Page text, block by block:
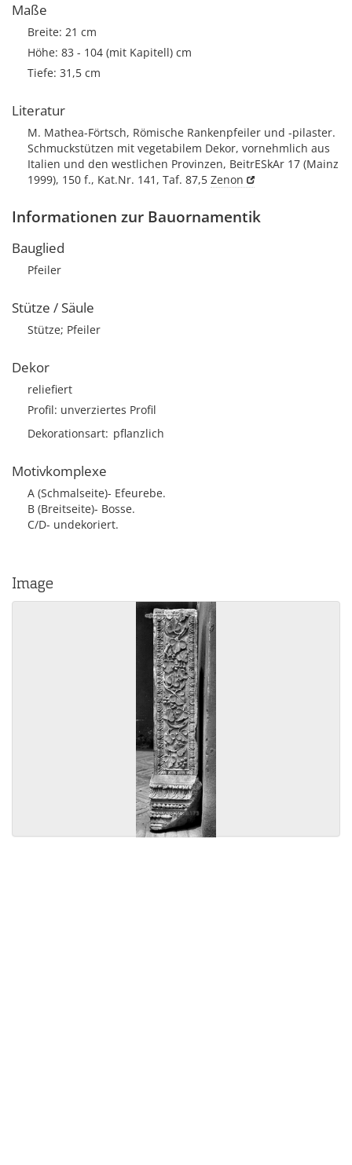
Maße
Breite: 21 cm
Höhe: 83 - 104 (mit Kapitell) cm
Tiefe: 31,5 cm
Literatur
M. Mathea-Förtsch, Römische Rankenpfeiler und -pilaster.
Schmuckstützen mit vegetabilem Dekor, vornehmlich aus
Italien und den westlichen Provinzen, BeitrESkAr 17 (Mainz
1999), 150 f., Kat.Nr. 141, Taf. 87,5 Zenon
Informationen zur Bauornamentik
Bauglied
Pfeiler
Stütze / Säule
Stütze; Pfeiler
Dekor
reliefiert
Profil: unverziertes Profil
Dekorationsart pflanzlich
Motivkomplexe
A (Schmalseite)- Efeurebe.
B (Breitseite)- Bosse.
C/D- undekoriert.
Image